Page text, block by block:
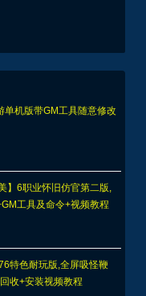
单机版带GM工具随意修改
】6职业怀旧仿官第二版,
工具及命令+视频教程
特色耐玩版,全屏吸怪鞭
收+安装视频教程